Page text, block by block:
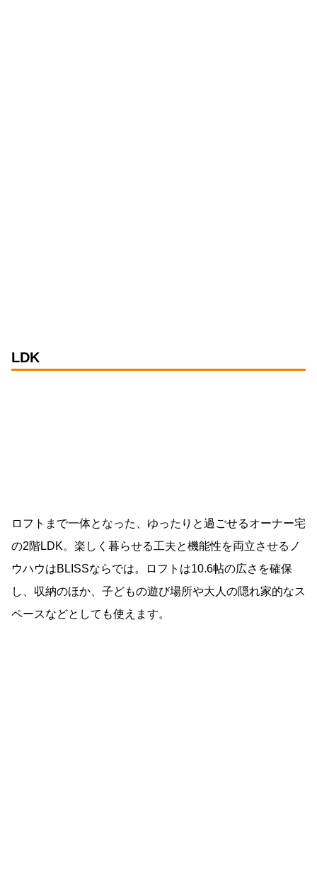
LDK
ロフトまで一体となった、ゆったりと過ごせるオーナー宅
の2階LDK。楽しく暮らせる工夫と機能性を両立させるノ
ウハウはBLISSならでは。ロフトは10.6帖の広さを確保
し、収納のほか、子どもの遊び場所や大人の隠れ家的なス
ペースなどとしても使えます。